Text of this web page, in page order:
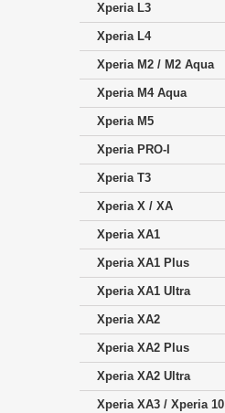
Xperia L3
Xperia L4
Xperia M2 / M2 Aqua
Xperia M4 Aqua
Xperia M5
Xperia PRO-I
Xperia T3
Xperia X / XA
Xperia XA1
Xperia XA1 Plus
Xperia XA1 Ultra
Xperia XA2
Xperia XA2 Plus
Xperia XA2 Ultra
Xperia XA3 / Xperia 10